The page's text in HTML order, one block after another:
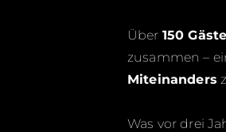
Über 150
zusammen –
Miteinanders
Was vor drei